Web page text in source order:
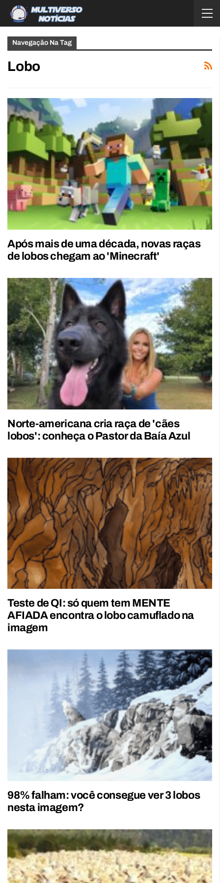
Navegação Na Tag
Lobo
Após mais de uma década, novas raças
de lobos chegam ao 'Minecraft'
Norte-americana cria raça de 'cães
lobos': conheça o Pastor da Baía Azul
Teste de QI: só quem tem MENTE
AFIADA encontra o lobo camuflado na
imagem
98% falham: você consegue ver 3 lobos
nesta imagem?